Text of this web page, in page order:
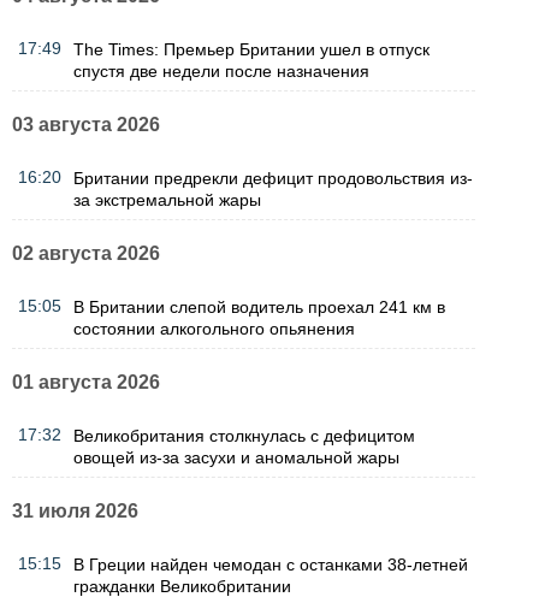
17:49
The Times: Премьер Британии ушел в отпуск
спустя две недели после назначения
03 августа 2026
16:20
Британии предрекли дефицит продовольствия из-
за экстремальной жары
02 августа 2026
15:05
В Британии слепой водитель проехал 241 км в
состоянии алкогольного опьянения
01 августа 2026
17:32
Великобритания столкнулась с дефицитом
овощей из-за засухи и аномальной жары
31 июля 2026
15:15
В Греции найден чемодан с останками 38-летней
гражданки Великобритании